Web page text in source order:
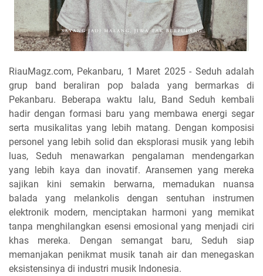
RiauMagz.com, Pekanbaru, 1 Maret 2025 - Seduh adalah
grup band beraliran pop balada yang bermarkas di
Pekanbaru. Beberapa waktu lalu, Band Seduh kembali
hadir dengan formasi baru yang membawa energi segar
serta musikalitas yang lebih matang. Dengan komposisi
personel yang lebih solid dan eksplorasi musik yang lebih
luas, Seduh menawarkan pengalaman mendengarkan
yang lebih kaya dan inovatif. Aransemen yang mereka
sajikan kini semakin berwarna, memadukan nuansa
balada yang melankolis dengan sentuhan instrumen
elektronik modern, menciptakan harmoni yang memikat
tanpa menghilangkan esensi emosional yang menjadi ciri
khas mereka. Dengan semangat baru, Seduh siap
memanjakan penikmat musik tanah air dan menegaskan
eksistensinya di industri musik Indonesia.